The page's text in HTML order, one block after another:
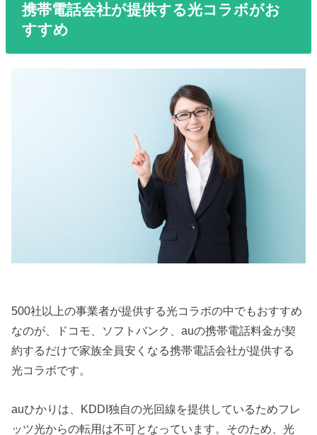
携帯電話会社が提供する光コラボがお
すすめ
500社以上の事業者が提供する光コラボの中でもおすすめ
なのが、ドコモ、ソフトバンク、auの携帯電話料金が契
約するだけで家族全員安くなる携帯電話会社が提供する
光コラボです。
auひかりは、KDDI独自の光回線を提供しているためフレ
ッツ光からの転用は不可となっています。そのため、光